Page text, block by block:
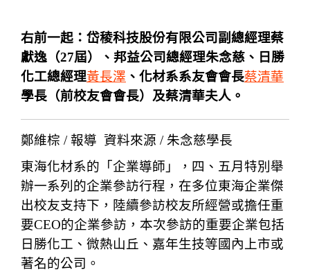
右前一起：岱稜科技股份有限公司副總經理蔡
獻逸（27屆）、邦益公司總經理朱念慈、日勝
化工總經理黃長澤 、化材系系友會會長蔡清華
學長（前校友會會長）及蔡清華夫人。
鄭維棕 / 報導 資料來源 / 朱念慈學長
東海化材系的「企業導師」，四、五月特別舉
辦一系列的企業參訪行程，在多位東海企業傑
出校友支持下，陸續參訪校友所經營或擔任重
要CEO的企業參訪，本次參訪的重要企業包括
日勝化工、微熱山丘、嘉年生技等國內上市或
著名的公司。